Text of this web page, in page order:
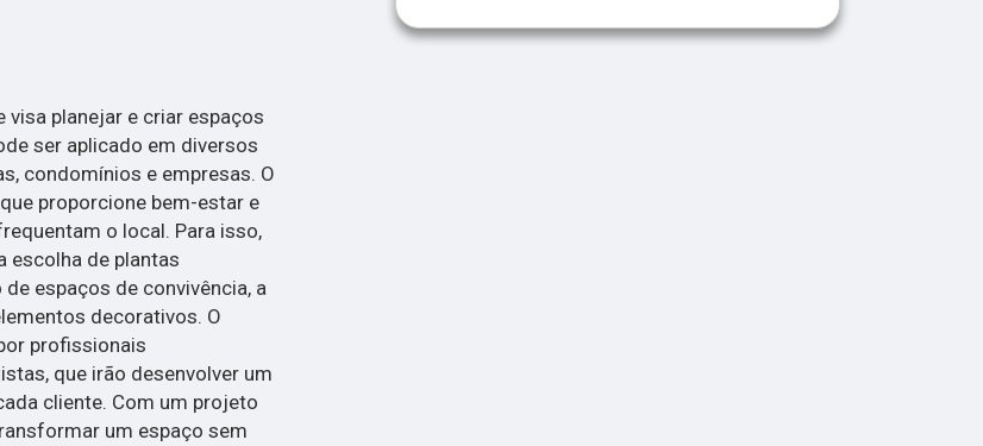
planejar e criar espaços
ser aplicado em diversos
condomínios e empresas. O
proporcione bem-estar e
o local. Para isso,
escolha de plantas
espaços de convivência, a
decorativos. O
profissionais
que irão desenvolver um
cliente. Com um projeto
um espaço sem